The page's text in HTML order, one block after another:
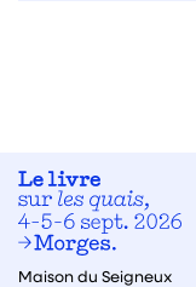
Maison du Seigneux